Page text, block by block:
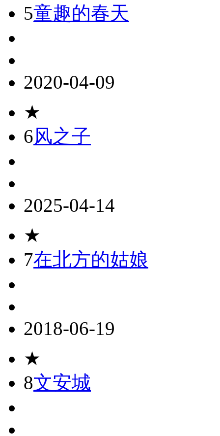
5童趣的春天
2020-04-09
★
6风之子
2025-04-14
★
7在北方的姑娘
2018-06-19
★
8文安城